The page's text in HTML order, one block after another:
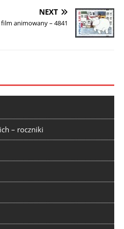
NEXT
animowany – 4841
– roczniki